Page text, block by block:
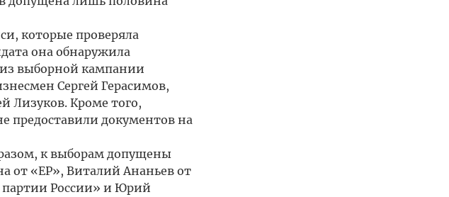
которые проверяла
она обнаружила
выборной кампании
Сергей Герасимов,
Лизуков. Кроме того,
предоставили документов на
к выборам допущены
от «ЕР», Виталий Ананьев от
партии России» и Юрий